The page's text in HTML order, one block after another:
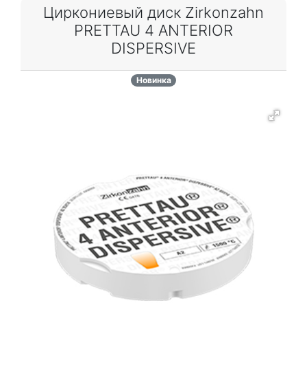
Циркониевый диск Zirkonzahn
PRETTAU 4 ANTERIOR
DISPERSIVE
Новинка